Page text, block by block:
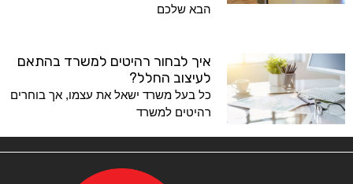
הבא שלכם
איך לבחור רהיטים למשרד בהתאם
לעיצוב החלל?
כל בעל משרד ישאל את עצמו, אך בוחרים
רהיטים למשרד